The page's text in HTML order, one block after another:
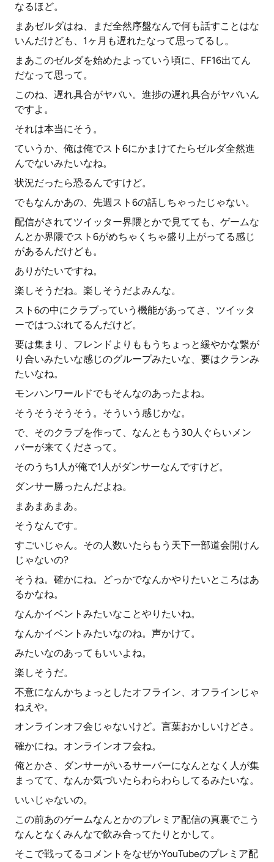
なるほど。
まあゼルダはね、まだ全然序盤なんで何も話すことはな
いんだけども、1ヶ月も遅れたなって思ってるし。
まあこのゼルダを始めたよっていう頃に、FF16出てん
だなって思って。
このね、遅れ具合がヤバい。進捗の遅れ具合がヤバいん
ですよ。
それは本当にそう。
ていうか、俺は俺でスト6にかまけてたらゼルダ全然進
んでないみたいなね。
状況だったら恐るんですけど。
でもなんかあの、先週スト6の話しちゃったじゃない。
配信がされてツイッター界隈とかで見てても、ゲームな
んとか界隈でスト6がめちゃくちゃ盛り上がってる感じ
があるんだけども。
ありがたいですね。
楽しそうだね。楽しそうだよみんな。
スト6の中にクラブっていう機能があってさ、ツイッタ
ーではつぶれてるんだけど。
要は集まり、フレンドよりももうちょっと緩やかな繋が
り合いみたいな感じのグループみたいな、要はクランみ
たいなね。
モンハンワールドでもそんなのあったよね。
そうそうそうそう。そういう感じかな。
で、そのクラブを作って、なんともう30人ぐらいメン
バーが来てくださって。
そのうち1人が俺で1人がダンサーなんですけど。
ダンサー勝ったんだよね。
まあまあまあ。
そうなんです。
すごいじゃん。その人数いたらもう天下一部道会開けん
じゃないの?
そうね。確かにね。どっかでなんかやりたいところはあ
るかなね。
なんかイベントみたいなことやりたいね。
なんかイベントみたいなのね。声かけて。
みたいなのあってもいいよね。
楽しそうだ。
不意になんかちょっとしたオフライン、オフラインじゃ
ねえや。
オンラインオフ会じゃないけど。言葉おかしいけどさ。
確かにね。オンラインオフ会ね。
俺とかさ、ダンサーがいるサーバーになんとなく人が集
まってて、なんか気づいたらわらわらしてるみたいな。
いいじゃないの。
この前あのゲームなんとかのプレミア配信の真裏でこう
なんとなくみんなで飲み合ってたりとかして。
そこで戦ってるコメントをなぜかYouTubeのプレミア配